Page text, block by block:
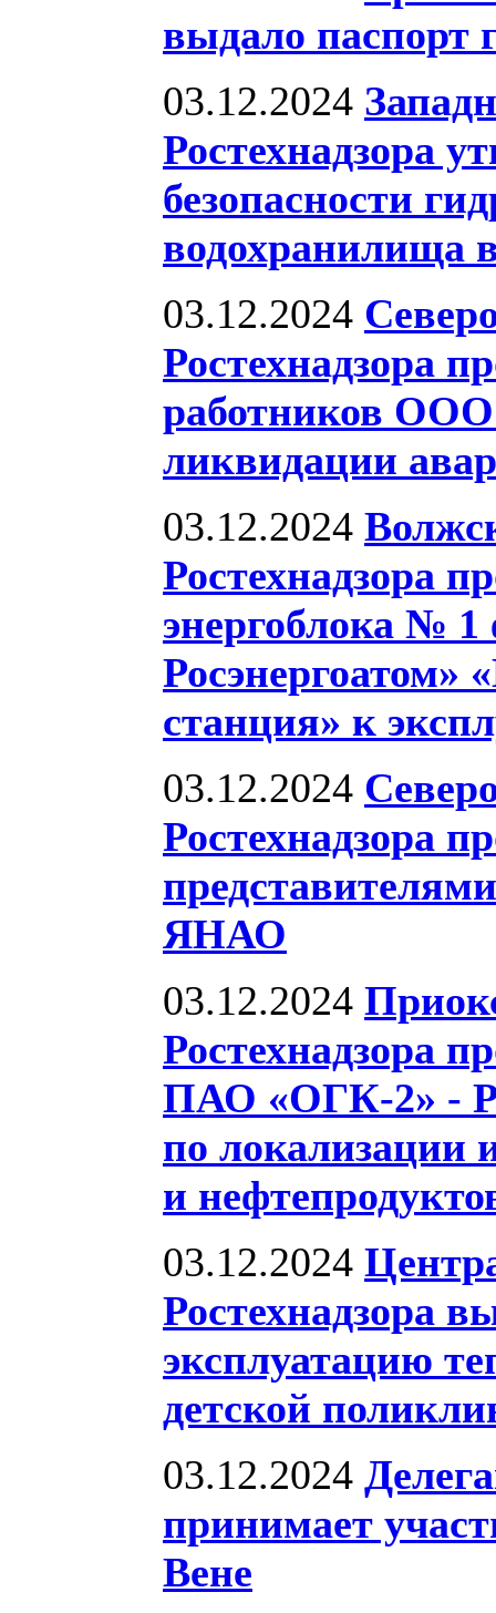
выдало паспорт
03.12.2024
Ростехнадзора
безопасности
водохранилища
03.12.2024
Ростехнадзора
работников
ликвидации
03.12.2024
Ростехнадзора
энергоблока №
Росэнергоатом»
станция» к
03.12.2024
Ростехнадзора
ЯНАО
03.12.2024
Ростехнадзора
ПАО «ОГК-2» -
по локализации
и
03.12.2024
Ростехнадзора
эксплуатацию
детской
03.12.2024
принимает
Вене